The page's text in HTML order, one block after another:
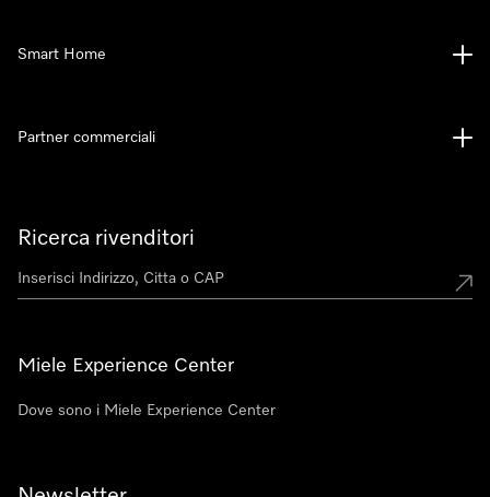
Ricerca rivenditori
Miele Experience Center
Dove sono i Miele Experience Center
Smart Home
Partner commerciali